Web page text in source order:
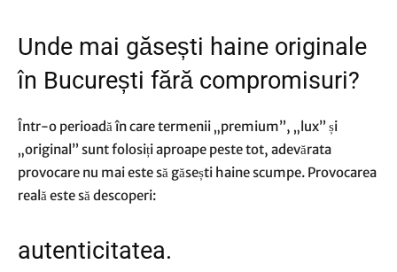
Unde mai găsești haine originale
în București fără compromisuri?
Într-o perioadă în care termenii „premium”, „lux” și
„original” sunt folosiți aproape peste tot, adevărata
provocare nu mai este să găsești haine scumpe. Provocarea
reală este să descoperi:
autenticitatea.